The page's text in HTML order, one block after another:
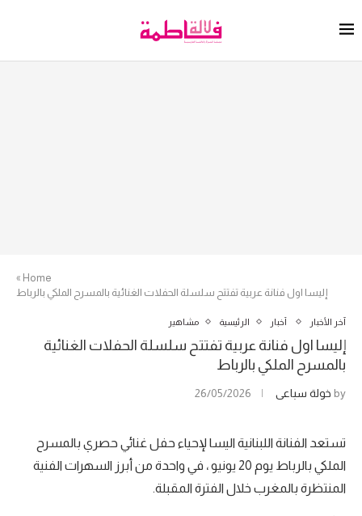
Home
»
إليسا اول فنانة عربية تفتتح سلسلة الحفلات الغنائية بالمسرح الملكي بالرباط
آخر الأخبار أخبار الرئيسية مشاهير
إليسا اول فنانة عربية تفتتح سلسلة الحفلات الغنائية
بالمسرح الملكي بالرباط
by خولة سباعي 26/05/2026
تستعد الفنانة اللبنانية اليسا لإحياء حفل غنائي حصري بالمسرح
الملكي بالرباط يوم 20 يونيو ، في واحدة من أبرز السهرات الفنية
المنتظرة بالمغرب خلال الفترة المقبلة.